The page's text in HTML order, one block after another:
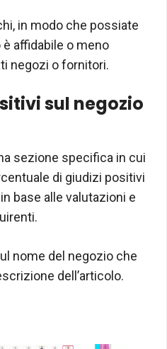
in modo che possiate
affidabile o meno
negozi o fornitori.
sul negozio
sezione specifica in cui
di giudizi positivi
base alle valutazioni e
nome del negozio che
dell’articolo.